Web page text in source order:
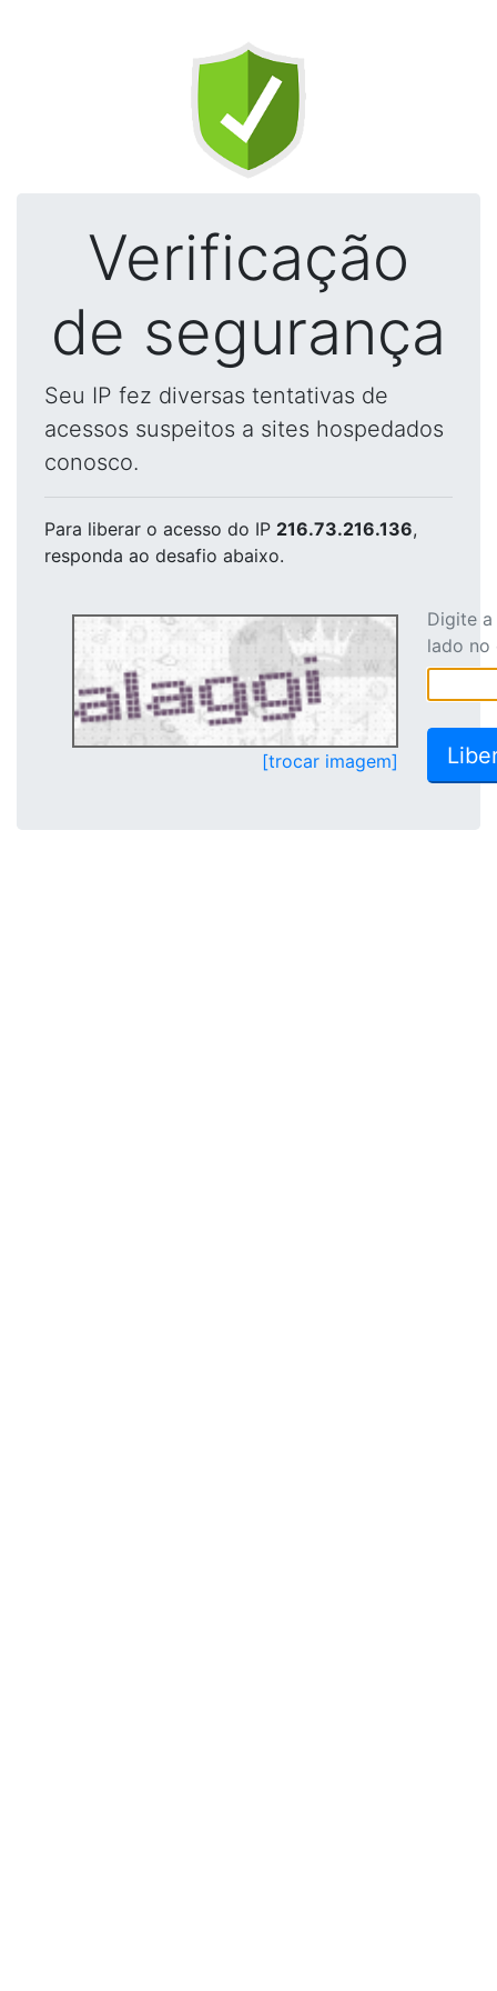
Verificação
de segurança
Seu IP fez diversas tentativas de
acessos suspeitos a sites hospedados
conosco.
Para liberar o acesso do IP 216.73.216.136,
responda ao desafio abaixo.
[trocar imagem]
Digite
lado no